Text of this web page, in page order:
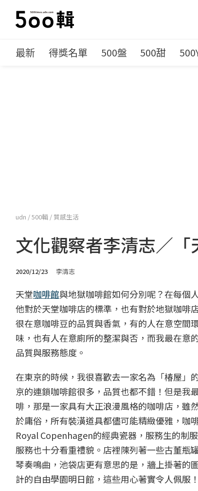
最新 得獎名單 500盤 500甜
udn /500輯 / 質感生活
文化觀察者李清志／「
2020/12/23 李清志
天堂咖啡館與地獄咖啡館如何分別呢？在每個
他對於天堂咖啡店的標準，也有對於地獄咖啡
很在意咖啡豆的品質與香氣，有的人在意空間
味，也有人在意廁所的整潔與否，而我最在意
品質與服務態度。
在東京的時候，我很喜歡去一家名為「椿屋」
京的連鎖咖啡館很多，品質也都不錯！但是我
啡，那是一家具有大正浪漫風格的咖啡店，雖
於庸俗，所有裝潢道具都儘可能精緻優雅，咖
Royal Copenhagen的經典瓷器，服務生的制
服務也十分看重禮貌。店裡陳列著一些古董瓶
琴奏鳴曲，池袋店更有意思的是，牆上掛著的
計的自由學園明日館，這些用心著實令人佩服！